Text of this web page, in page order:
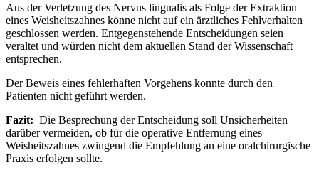
Aus der Verletzung des Nervus lingualis als Folge der Extraktion
eines Weisheitszahnes könne nicht auf ein ärztliches Fehlverhalten
geschlossen werden. Entgegenstehende Entscheidungen seien
veraltet und würden nicht dem aktuellen Stand der Wissenschaft
entsprechen.
Der Beweis eines fehlerhaften Vorgehens konnte durch den
Patienten nicht geführt werden.
Fazit: Die Besprechung der Entscheidung soll Unsicherheiten
darüber vermeiden, ob für die operative Entfernung eines
Weisheitszahnes zwingend die Empfehlung an eine oralchirurgische
Praxis erfolgen sollte.